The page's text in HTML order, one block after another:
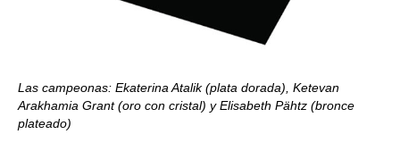
Las campeonas: Ekaterina Atalik (plata dorada), Ketevan
Arakhamia Grant (oro con cristal) y Elisabeth Pähtz (bronce
plateado)